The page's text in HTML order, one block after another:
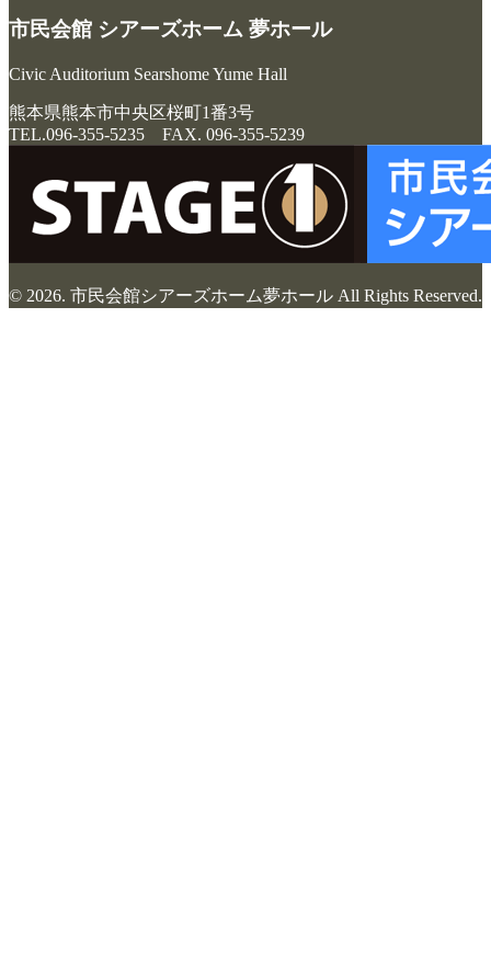
市民会館 シアーズホーム 夢ホール
Civic Auditorium Searshome Yume Hall
熊本県熊本市中央区桜町1番3号
TEL.096-355-5235 FAX. 096-355-5239
© 2026. 市民会館シアーズホーム夢ホール All Rights Reserved.